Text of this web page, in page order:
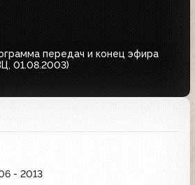
передач и конец эфира
01.08.2003)
- 2013